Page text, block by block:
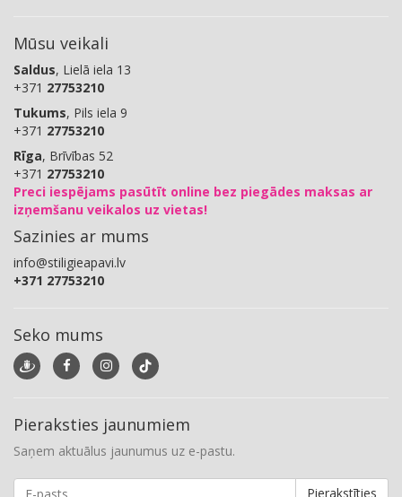
Mūsu veikali
Saldus, Lielā iela 13
+371 27753210
Tukums, Pils iela 9
+371 27753210
Rīga, Brīvības 52
+371 27753210
Preci iespējams pasūtīt online bez piegādes maksas ar
izņemšanu veikalos uz vietas!
Sazinies ar mums
info@stiligieapavi.lv
+371 27753210
Seko mums
Pieraksties jaunumiem
Saņem aktuālus jaunumus uz e-pastu.
Pierakstīties